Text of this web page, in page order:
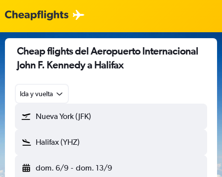
Cheap flights del Aeropuerto Internacional
John F. Kennedy a Halifax
Ida y vuelta
Nueva York (JFK)
Halifax (YHZ)
dom. 6/9 - dom. 13/9